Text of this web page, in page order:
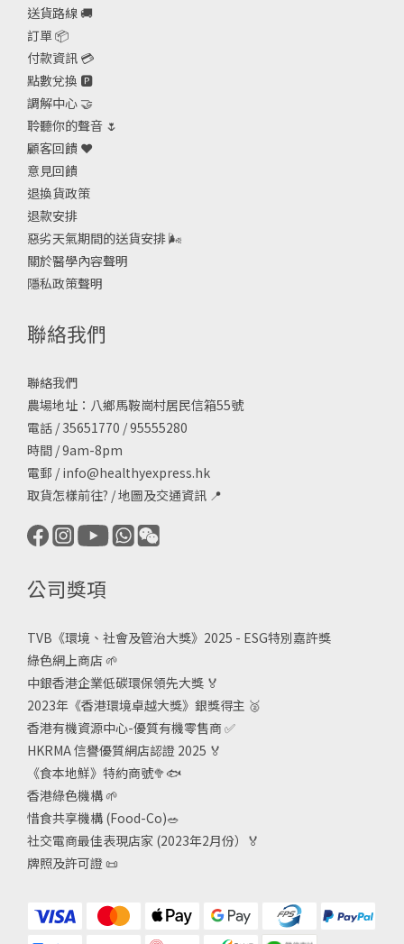
送貨路線 🚚
訂單 📦
付款資訊 💳
點數兌換 🅿️
調解中心 🤝
聆聽你的聲音 🌷
顧客回饋 ❤️
意見回饋
退換貨政策
退款安排
惡劣天氣期間的送貨安排🌬
關於醫學內容聲明
隱私政策聲明
聯絡我們
聯絡我們
農場地址：八鄉馬鞍崗村居民信箱55號
電話 / 35651770 / 95555280
時間 / 9am-8pm
電郵 / info@healthyexpress.hk
取貨怎樣前往? /地圖及交通資訊 📍
公司獎項
TVB《環境、社會及管治大獎》2025 - ESG特別嘉許獎
綠色網上商店 🌱
中銀香港企業低碳環保領先大獎 🏅
2023年《香港環境卓越大獎》銀獎得主 🥈
香港有機資源中心-優質有機零售商✅
HKRMA 信譽優質網店認證 2025 🏅
《食本地鮮》特約商號🥦🐟
香港綠色機構 🌱
惜食共享機構 (Food-Co)🥗
社交電商最佳表現店家 (2023年2月份）🏅
牌照及許可證 📜